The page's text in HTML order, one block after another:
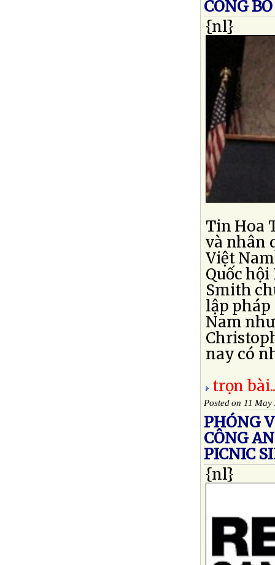
CÔNG
{nl}
Tin Hoa
và nhân
Việt
Quốc
Smith
lập
Nam
nay có
trọn
Posted on 11 May
PHÓNG
CÔNG
PICNIC
{nl}